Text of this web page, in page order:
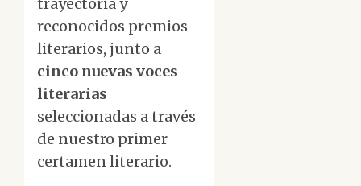
reconocidos premios
literarios, junto a
cinco nuevas voces
literarias
seleccionadas a través
de nuestro primer
certamen literario.